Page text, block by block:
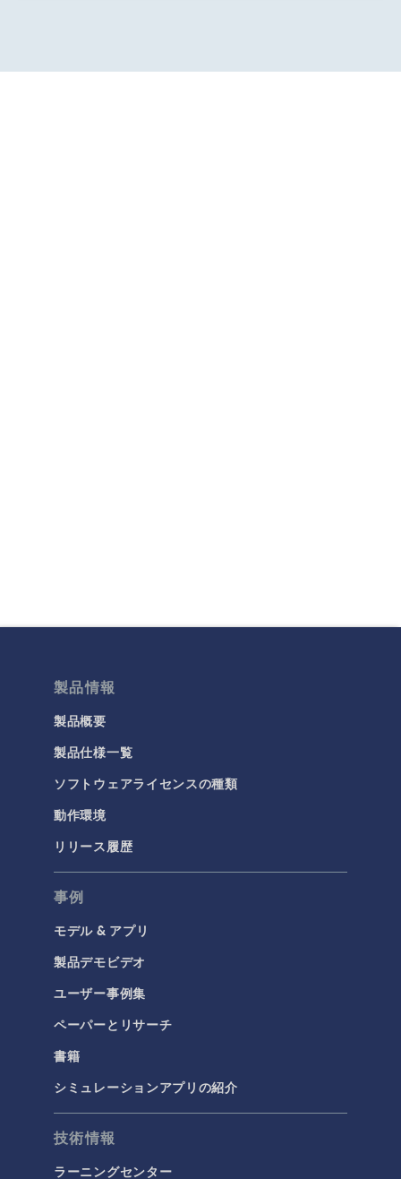
製品情報
製品概要
製品仕様一覧
ソフトウェアライセンスの種類
動作環境
リリース履歴
事例
モデル & アプリ
製品デモビデオ
ユーザー事例集
ペーパーとリサーチ
書籍
シミュレーションアプリの紹介
技術情報
ラーニングセンター